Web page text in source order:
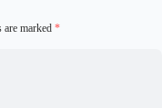
are marked *